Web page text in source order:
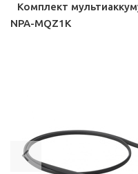
Комплект
NPA-MQZ1K
Previous